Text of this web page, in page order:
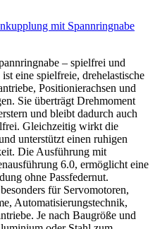
mit Spannringnabe
– spielfrei und
eine spielfreie, drehelastische
Positionierachsen und
Sie überträgt Drehmoment
und bleibt dadurch auch
Gleichzeitig wirkt die
unterstützt einen ruhigen
Die Ausführung mit
6.0, ermöglicht eine
ohne Passfedernut.
für Servomotoren,
Automatisierungstechnik,
Je nach Baugröße und